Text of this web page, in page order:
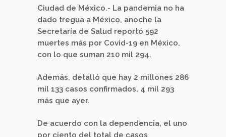
Ciudad de México.- La pandemia no ha
dado tregua a México, anoche la
Secretaría de Salud reportó 592
muertes más por Covid-19 en México,
con lo que suman 210 mil 294.
Además, detalló que hay 2 millones 286
mil 133 casos confirmados, 4 mil 293
más que ayer.
De acuerdo con la dependencia, el uno